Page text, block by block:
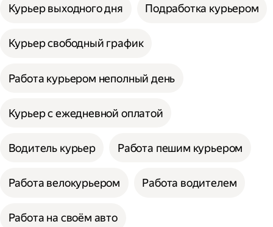
Курьер выходного дня Подработка курьером
Курьер свободный график
Работа курьером неполный день
Курьер с ежедневной оплатой
Водитель курьер Работа пешим курьером
Работа велокурьером Работа водителем
Работа на своём авто